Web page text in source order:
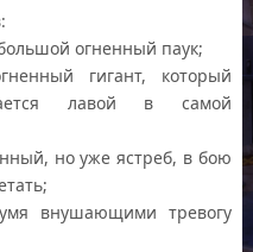
огненный паук;
гигант, который
лавой в самой
но уже ястреб, в бою
внушающими тревогу